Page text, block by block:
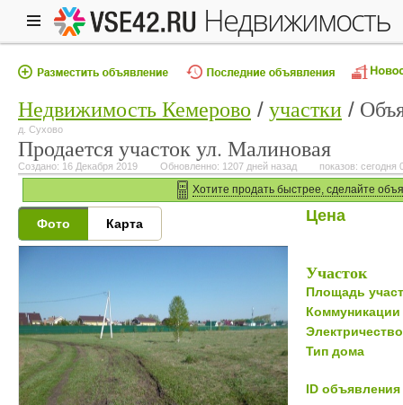
недвижимость
Недвижимость Кемерово участки
д. Сухово
Продается участок ул. Малиновая
Создано: 16 Декабря 2019 Обновленно: 1207 дней назад показов: сегодня
Хотите продать быстрее, сделайте
Фото Карта Цена
Участок
Площадь
Коммуникации
Электричество
Тип дома
ID объявления